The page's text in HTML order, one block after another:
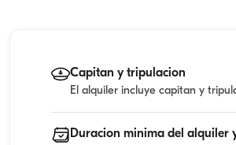
Capitan y tripulacion
El alquiler incluye capitan y
Duracion minima del alquiler